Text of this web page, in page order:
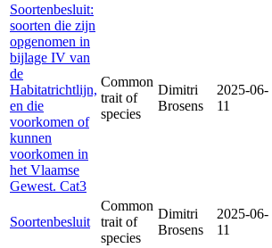
Soortenbesluit:
soorten die zijn
opgenomen in
bijlage IV van
de
Habitatrichtlijn,
en die
voorkomen of
kunnen
voorkomen in
het Vlaamse
Gewest. Cat3
Common
trait of
species
Dimitri
Brosens
2025-06-
11
Soortenbesluit
Common
trait of
species
Dimitri
Brosens
2025-06-
11